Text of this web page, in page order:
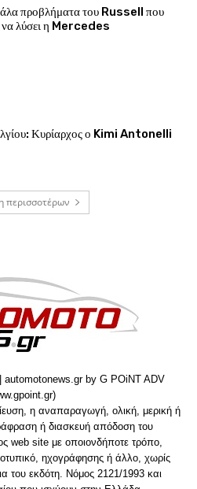
προβλήματα του Russell που
να λύσει η Mercedes
Κυρίαρχος ο Kimi Antonelli
περισσοτέρων
by G POiNT ADV
η αναπαραγωγή, ολική, μερική ή
ή διασκευή απόδοση του
web site με οποιονδήποτε τρόπο,
ηχογράφησης ή άλλο, χωρίς
του εκδότη. Νόμος 2121/1993 και